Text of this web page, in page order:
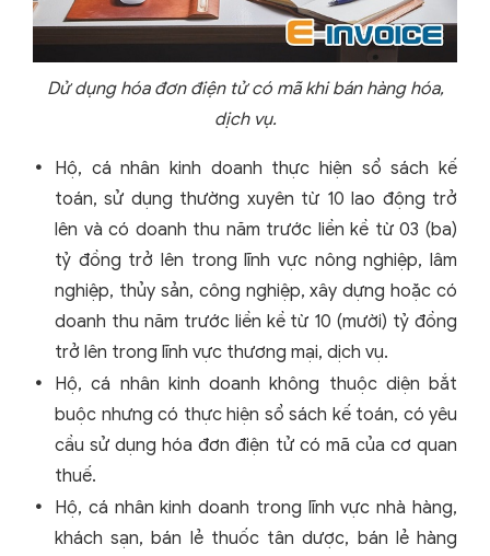
Dử dụng hóa đơn điện tử có mã khi bán hàng hóa,
dịch vụ.
Hộ, cá nhân kinh doanh thực hiện sổ sách kế
toán, sử dụng thường xuyên từ 10 lao động trở
lên và có doanh thu năm trước liền kề từ 03 (ba)
tỷ đồng trở lên trong lĩnh vực nông nghiệp, lâm
nghiệp, thủy sản, công nghiệp, xây dựng hoặc có
doanh thu năm trước liền kề từ 10 (mười) tỷ đồng
trở lên trong lĩnh vực thương mại, dịch vụ.
Hộ, cá nhân kinh doanh không thuộc diện bắt
buộc nhưng có thực hiện sổ sách kế toán, có yêu
cầu sử dụng hóa đơn điện tử có mã của cơ quan
thuế.
Hộ, cá nhân kinh doanh trong lĩnh vực nhà hàng,
khách sạn, bán lẻ thuốc tân dược, bán lẻ hàng